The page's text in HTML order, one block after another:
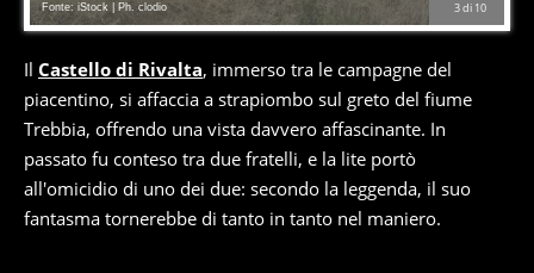
3di 10
Fonte: iStock | Ph. clodio
Il Castello di Rivalta, immerso tra le campagne del
piacentino, si affaccia a strapiombo sul greto del fiume
Trebbia, offrendo una vista davvero affascinante. In
passato fu conteso tra due fratelli, e la lite portò
all'omicidio di uno dei due: secondo la leggenda, il suo
fantasma tornerebbe di tanto in tanto nel maniero.